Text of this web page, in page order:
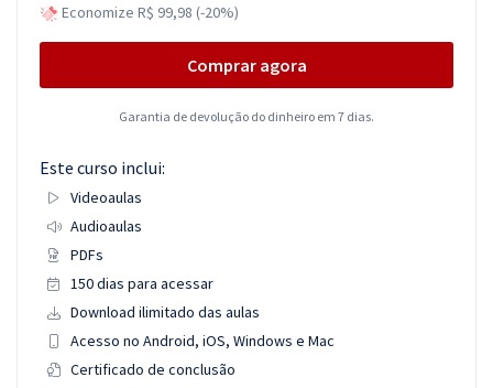
Economize R$ 99,98 (-20%)
Comprar agora
Garantia de devolução do dinheiro em 7 dias.
Este curso inclui:
Videoaulas
Audioaulas
PDFs
150 dias para acessar
Download ilimitado das aulas
Acesso no Android, iOS, Windows e Mac
Certificado de conclusão